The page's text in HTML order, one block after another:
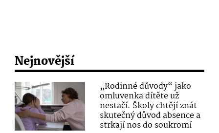
Nejnovější
„Rodinné důvody“ jako
omluvenka dítěte už
nestačí. Školy chtějí znát
skutečný důvod absence a
strkají nos do soukromí